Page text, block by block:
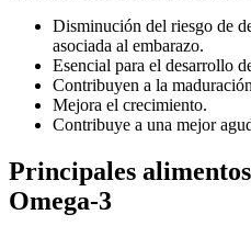
Disminución del riesgo de
asociada al embarazo.
Esencial para el desarrollo
Contribuyen a la
Mejora el crecimiento.
Contribuye a una mejor
Principales
Omega-3